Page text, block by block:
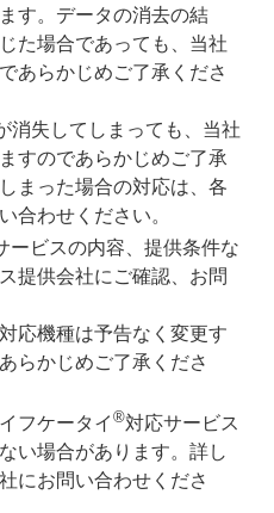
す。データの消去の結
た場合であっても、当社
あらかじめご了承くださ
消失してしまっても、当社
すのであらかじめご了承
まった場合の対応は、各
合わせください。
ービスの内容、提供条件な
提供会社にご確認、お問
応機種は予告なく変更す
らかじめご了承くださ
フケータイ ®対応サービス
い場合があります。詳し
にお問い合わせくださ